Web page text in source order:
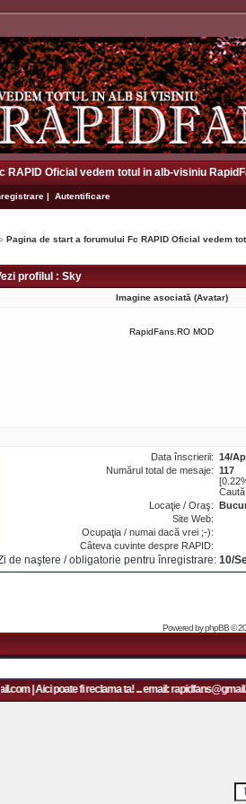
RAPID Oficial vedem totul in alb-visiniu
| Autentificare
Pagina de start a forumului Fc RAPID Oficial vedem
profilul : Sky
Imagine asociată (Avatar)
RapidFans.RO MOD
Data înscrierii: 14/
Numărul total de mesaje: 117
Locaţie / Oraş:
Site Web:
Ocupaţia / numai dacă vrei ;-):
Câteva cuvinte despre RAPID:
de naştere / obligatorie pentru înregistrare: 10/
Powered byphpBB©
| Aici poate fi reclama ta! ... email: